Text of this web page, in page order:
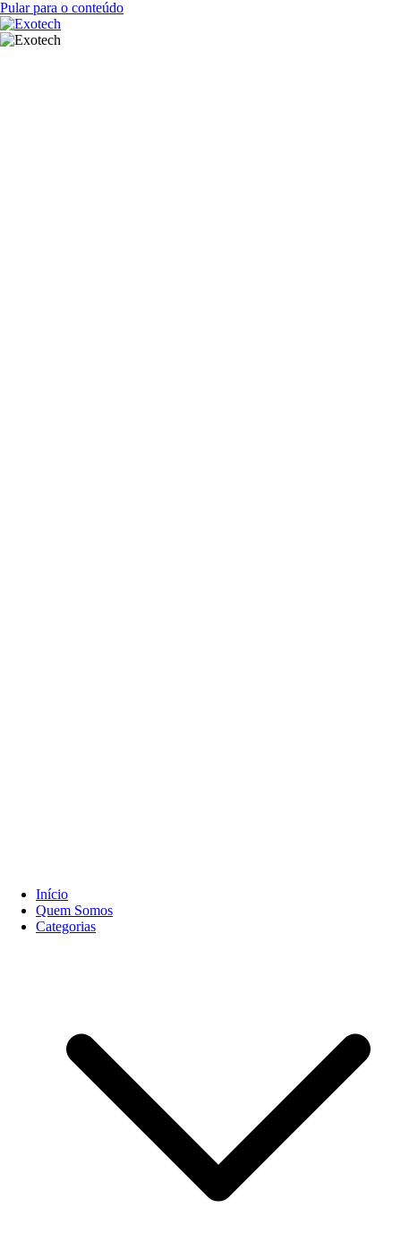
Pular para o conteúdo
Início
Quem Somos
Categorias